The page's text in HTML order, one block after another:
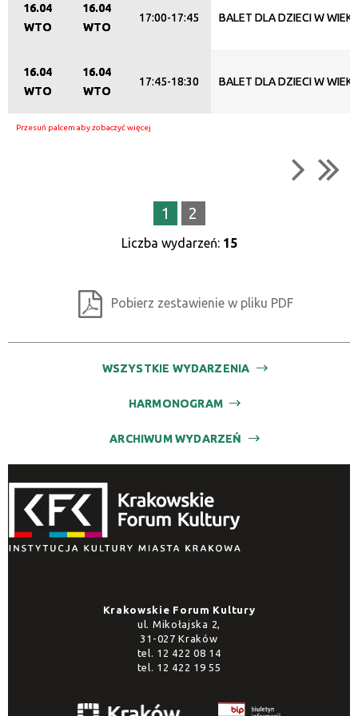
16.04
WTO
16.04
WTO
17:00-17:45 BALET DLA DZIECI W
16.04
WTO
16.04
WTO
17:45-18:30 BALET DLA DZIECI W
1 2
Liczba wydarzeń: 15
Pobierz zestawienie w pliku PDF
WSZYSTKIE WYDARZENIA
HARMONOGRAM
ARCHIWUM WYDARZEŃ
Krakowskie Forum Kultury
ul. Mikołajska 2,
31-027 Kraków
tel. 12 422 08 14
tel. 12 422 19 55